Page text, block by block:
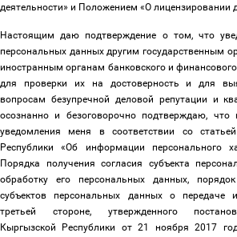
деятельности» и Положением «О лицензировании
Настоящим даю подтверждение о том, что
персональных данных другим государственным
иностранным органам банковского и
для проверки их на достоверность и для
вопросам безупречной деловой репутации и
осознанно и безоговорочно подтверждаю, что
уведомления меня в соответствии со
Республики «Об информации персонального
Порядка получения согласия субъекта
обработку его персональных данных,
субъектов персональных данных о передаче
третьей стороне, утвержденного
Кыргызской Республики от 21 ноября 2017